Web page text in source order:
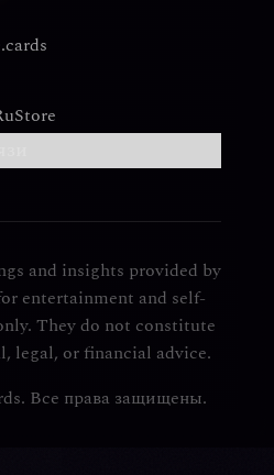
and insights provided by
entertainment and self-
They do not constitute
legal, or financial advice.
Все права защищены.